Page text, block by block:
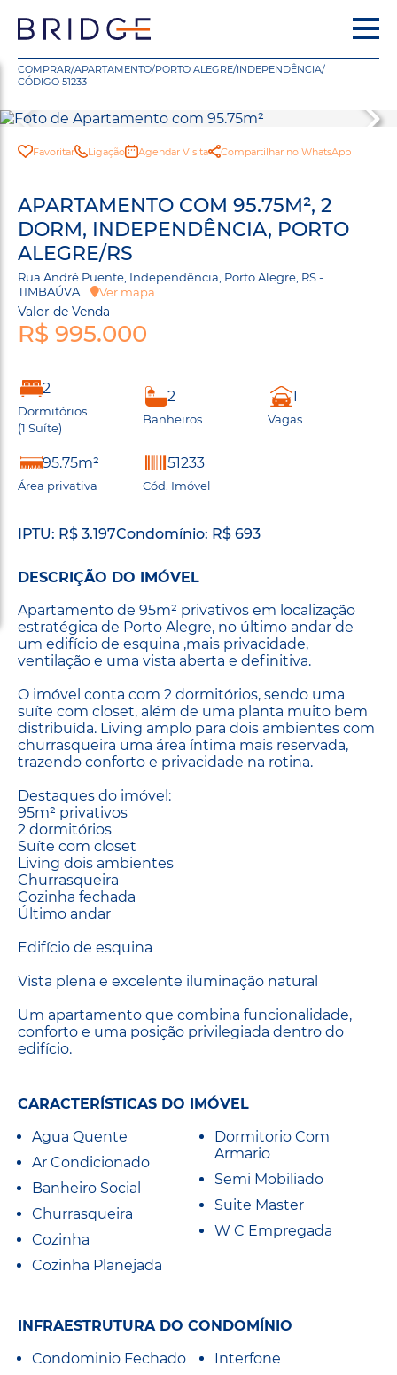
COMPRAR/APARTAMENTO/PORTO ALEGRE/INDEPENDÊNCIA/
CÓDIGO 51233
Favoritar Ligação Agendar Visita Compartilhar no WhatsApp
APARTAMENTO COM 95.75M², 2
DORM, INDEPENDÊNCIA, PORTO
ALEGRE/RS
Rua André Puente, Independência, Porto Alegre, RS -
TIMBAÚVA
Ver mapa
Valor de Venda
R$ 995.000
2
Dormitórios
(1 Suíte)
2
Banheiros
1
Vagas
95.75m²
Área privativa
51233
Cód. Imóvel
IPTU: R$ 3.197Condomínio: R$ 693
DESCRIÇÃO DO IMÓVEL
Apartamento de 95m² privativos em localização
estratégica de Porto Alegre, no último andar de
um edifício de esquina ,mais privacidade,
ventilação e uma vista aberta e definitiva.
O imóvel conta com 2 dormitórios, sendo uma
suíte com closet, além de uma planta muito bem
distribuída. Living amplo para dois ambientes com
churrasqueira uma área íntima mais reservada,
trazendo conforto e privacidade na rotina.
Destaques do imóvel:
95m² privativos
2 dormitórios
Suíte com closet
Living dois ambientes
Churrasqueira
Cozinha fechada
Último andar
Edifício de esquina
Vista plena e excelente iluminação natural
Um apartamento que combina funcionalidade,
conforto e uma posição privilegiada dentro do
edifício.
CARACTERÍSTICAS DO IMÓVEL
Agua Quente
Ar Condicionado
Banheiro Social
Churrasqueira
Cozinha
Cozinha Planejada
Dormitorio Com
Armario
Semi Mobiliado
Suite Master
W C Empregada
INFRAESTRUTURA DO CONDOMÍNIO
Condominio Fechado
Interfone